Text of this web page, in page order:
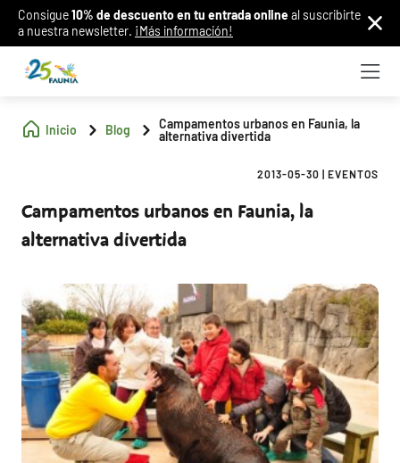
Consigue10% de descuento en tu entrada onlineal suscribirte
a nuestra newsletter. ¡Más información!
Inicio Blog
Campamentos urbanos en Faunia, la
alternativa divertida
2013-05-30 EVENTOS
Campamentos urbanos en Faunia, la
alternativa divertida